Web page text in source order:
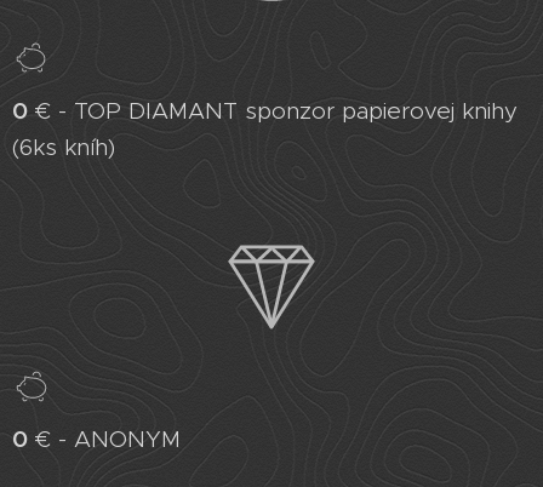
0 € - TOP DIAMANT sponzor papierovej knihy
(6ks kníh)
0 € - ANONYM